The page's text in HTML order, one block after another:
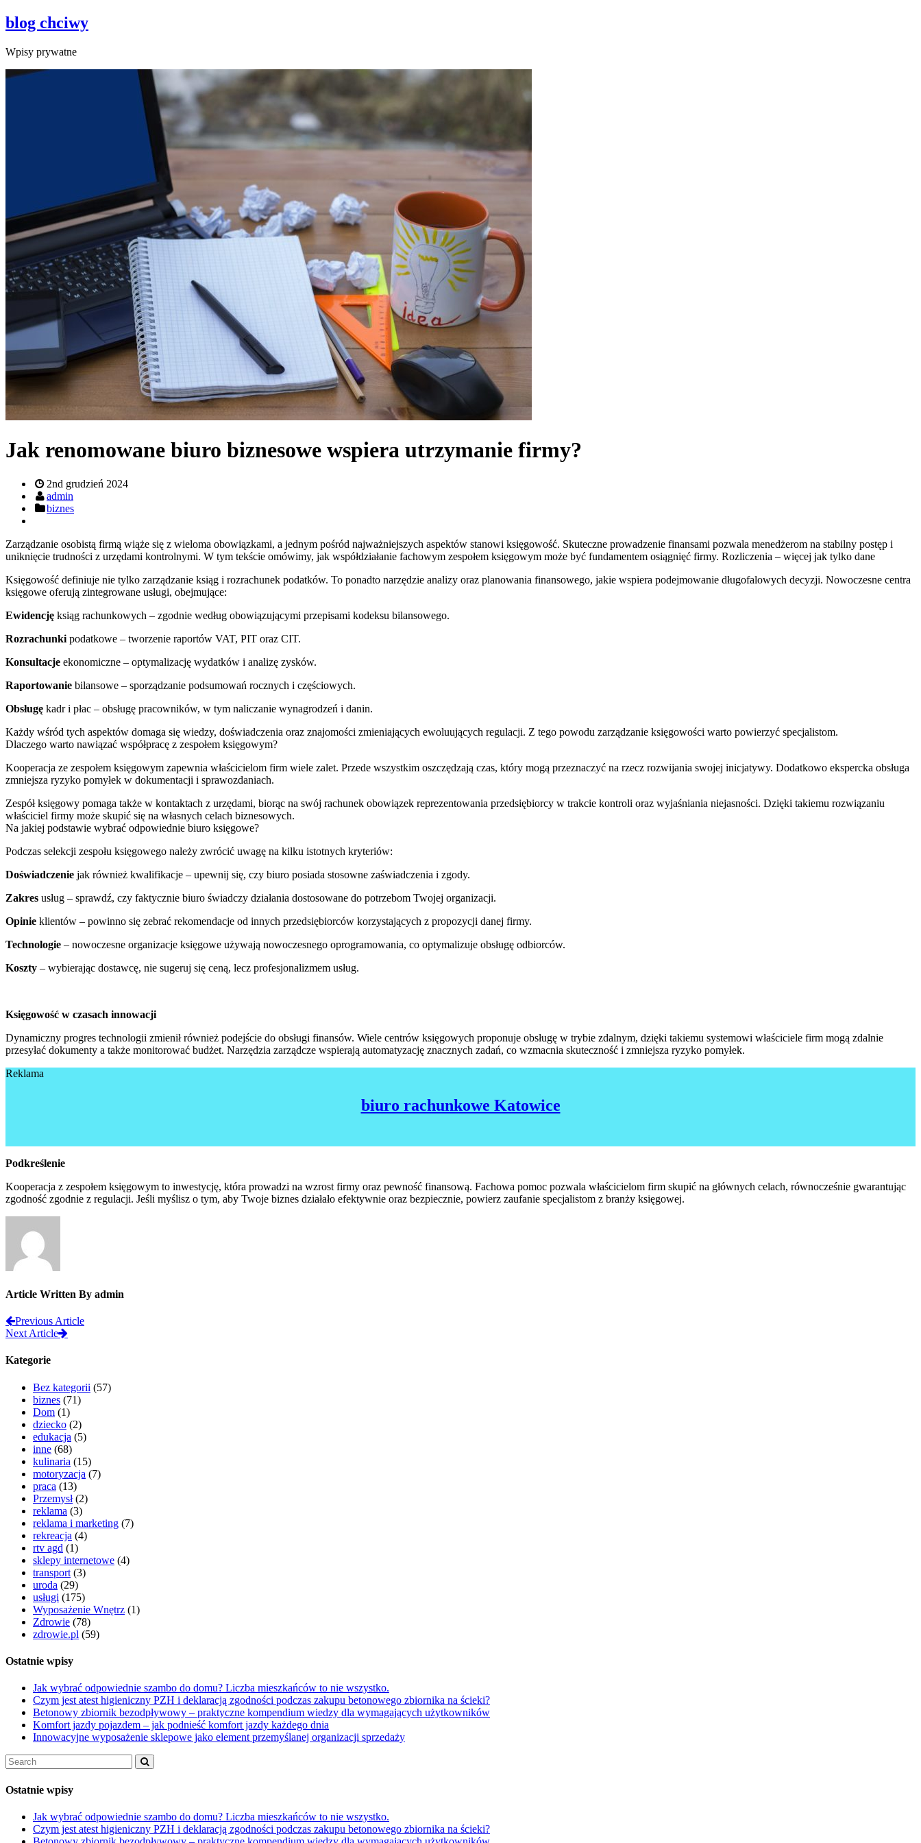
blog chciwy
Wpisy prywatne
Jak renomowane biuro biznesowe wspiera utrzymanie firmy?
2nd grudzień 2024
admin
biznes
Zarządzanie osobistą firmą wiąże się z wieloma obowiązkami, a jednym pośród najważniejszych aspektów stanowi księgowość. Skuteczne prowadzenie finansami pozwala menedżerom na stabilny postęp i
uniknięcie trudności z urzędami kontrolnymi. W tym tekście omówimy, jak współdziałanie fachowym zespołem księgowym może być fundamentem osiągnięć firmy. Rozliczenia – więcej jak tylko dane
Księgowość definiuje nie tylko zarządzanie ksiąg i rozrachunek podatków. To ponadto narzędzie analizy oraz planowania finansowego, jakie wspiera podejmowanie długofalowych decyzji. Nowoczesne centra
księgowe oferują zintegrowane usługi, obejmujące:
Ewidencję ksiąg rachunkowych – zgodnie według obowiązującymi przepisami kodeksu bilansowego.
Rozrachunki podatkowe – tworzenie raportów VAT, PIT oraz CIT.
Konsultacje ekonomiczne – optymalizację wydatków i analizę zysków.
Raportowanie bilansowe – sporządzanie podsumowań rocznych i częściowych.
Obsługę kadr i płac – obsługę pracowników, w tym naliczanie wynagrodzeń i danin.
Każdy wśród tych aspektów domaga się wiedzy, doświadczenia oraz znajomości zmieniających ewoluujących regulacji. Z tego powodu zarządzanie księgowości warto powierzyć specjalistom.
Dlaczego warto nawiązać współpracę z zespołem księgowym?
Kooperacja ze zespołem księgowym zapewnia właścicielom firm wiele zalet. Przede wszystkim oszczędzają czas, który mogą przeznaczyć na rzecz rozwijania swojej inicjatywy. Dodatkowo ekspercka obsługa
zmniejsza ryzyko pomyłek w dokumentacji i sprawozdaniach.
Zespół księgowy pomaga także w kontaktach z urzędami, biorąc na swój rachunek obowiązek reprezentowania przedsiębiorcy w trakcie kontroli oraz wyjaśniania niejasności. Dzięki takiemu rozwiązaniu
właściciel firmy może skupić się na własnych celach biznesowych.
Na jakiej podstawie wybrać odpowiednie biuro księgowe?
Podczas selekcji zespołu księgowego należy zwrócić uwagę na kilku istotnych kryteriów:
Doświadczenie jak również kwalifikacje – upewnij się, czy biuro posiada stosowne zaświadczenia i zgody.
Zakres usług – sprawdź, czy faktycznie biuro świadczy działania dostosowane do potrzebom Twojej organizacji.
Opinie klientów – powinno się zebrać rekomendacje od innych przedsiębiorców korzystających z propozycji danej firmy.
Technologie – nowoczesne organizacje księgowe używają nowoczesnego oprogramowania, co optymalizuje obsługę odbiorców.
Koszty – wybierając dostawcę, nie sugeruj się ceną, lecz profesjonalizmem usług.
Księgowość w czasach innowacji
Dynamiczny progres technologii zmienił również podejście do obsługi finansów. Wiele centrów księgowych proponuje obsługę w trybie zdalnym, dzięki takiemu systemowi właściciele firm mogą zdalnie
przesyłać dokumenty a także monitorować budżet. Narzędzia zarządcze wspierają automatyzację znacznych zadań, co wzmacnia skuteczność i zmniejsza ryzyko pomyłek.
Reklama
biuro rachunkowe Katowice
Podkreślenie
Kooperacja z zespołem księgowym to inwestycję, która prowadzi na wzrost firmy oraz pewność finansową. Fachowa pomoc pozwala właścicielom firm skupić na głównych celach, równocześnie gwarantując
zgodność zgodnie z regulacji. Jeśli myślisz o tym, aby Twoje biznes działało efektywnie oraz bezpiecznie, powierz zaufanie specjalistom z branży księgowej.
Article Written By admin
Previous Article
Next Article
Kategorie
Bez kategorii (57)
biznes (71)
Dom (1)
dziecko (2)
edukacja (5)
inne (68)
kulinaria (15)
motoryzacja (7)
praca (13)
Przemysł(2)
reklama (3)
reklama i marketing (7)
rekreacja (4)
rtv agd (1)
sklepy internetowe (4)
transport (3)
uroda (29)
usługi (175)
Wyposażenie Wnętrz (1)
Zdrowie (78)
zdrowie.pl (59)
Ostatnie wpisy
Jak wybrać odpowiednie szambo do domu? Liczba mieszkańców to nie wszystko.
Czym jest atest higieniczny PZH i deklaracją zgodności podczas zakupu betonowego zbiornika na ścieki?
Betonowy zbiornik bezodpływowy – praktyczne kompendium wiedzy dla wymagających użytkowników
Komfort jazdy pojazdem – jak podnieść komfort jazdy każdego dnia
Innowacyjne wyposażenie sklepowe jako element przemyślanej organizacji sprzedaży
Ostatnie wpisy
Jak wybrać odpowiednie szambo do domu? Liczba mieszkańców to nie wszystko.
Czym jest atest higieniczny PZH i deklaracją zgodności podczas zakupu betonowego zbiornika na ścieki?